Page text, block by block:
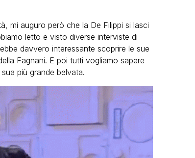
mi auguro però che la De Filippi si lasci
letto e visto diverse interviste di
davvero interessante scoprire le sue
Fagnani. E poi tutti vogliamo sapere
più grande belvata.